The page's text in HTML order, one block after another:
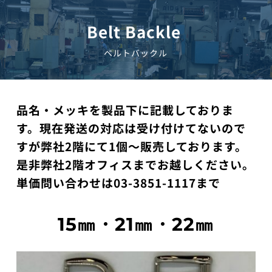
コ
ン
テ
ン
ツ
へ
ス
Belt Backle
ベルトバックル
品名・メッキを製品下に記載しておりま
す。現在発送の対応は受け付けてないので
すが弊社2階にて1個～販売しております。
是非弊社2階オフィスまでお越しください。
単価問い合わせは03-3851-1117まで
15㎜・21㎜・22㎜